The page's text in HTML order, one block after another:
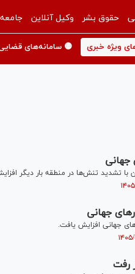
حقوق بشر وکیل آنلاین جامعه
ویژه خبری 🟡 سامانه‌های
جهانی
با تشدید تنش‌ها در منطقه بار دیگر
جهانی
جهانی افزایش یافت.